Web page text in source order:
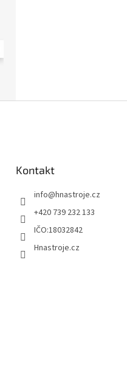
Kontakt
info@hnastroje.cz
+420 739 232 133
IČO:18032842
Hnastroje.cz